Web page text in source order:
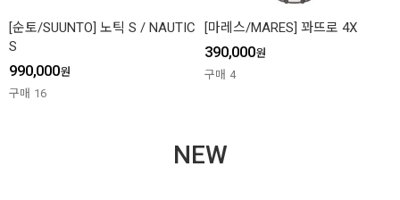
[순토/SUUNTO] 노틱 S / NAUTIC
S
990,000원
구매 16
[마레스/MARES] 꽈뜨로 4X
390,000원
구매 4
NEW